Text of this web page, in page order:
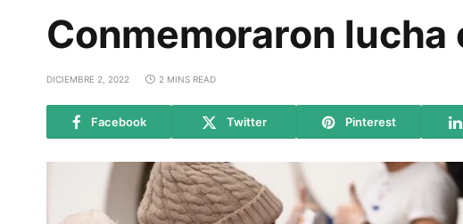
Conmemoraron lucha
DICIEMBRE 2, 2022 2 MINS READ
Facebook Twitter Pinterest